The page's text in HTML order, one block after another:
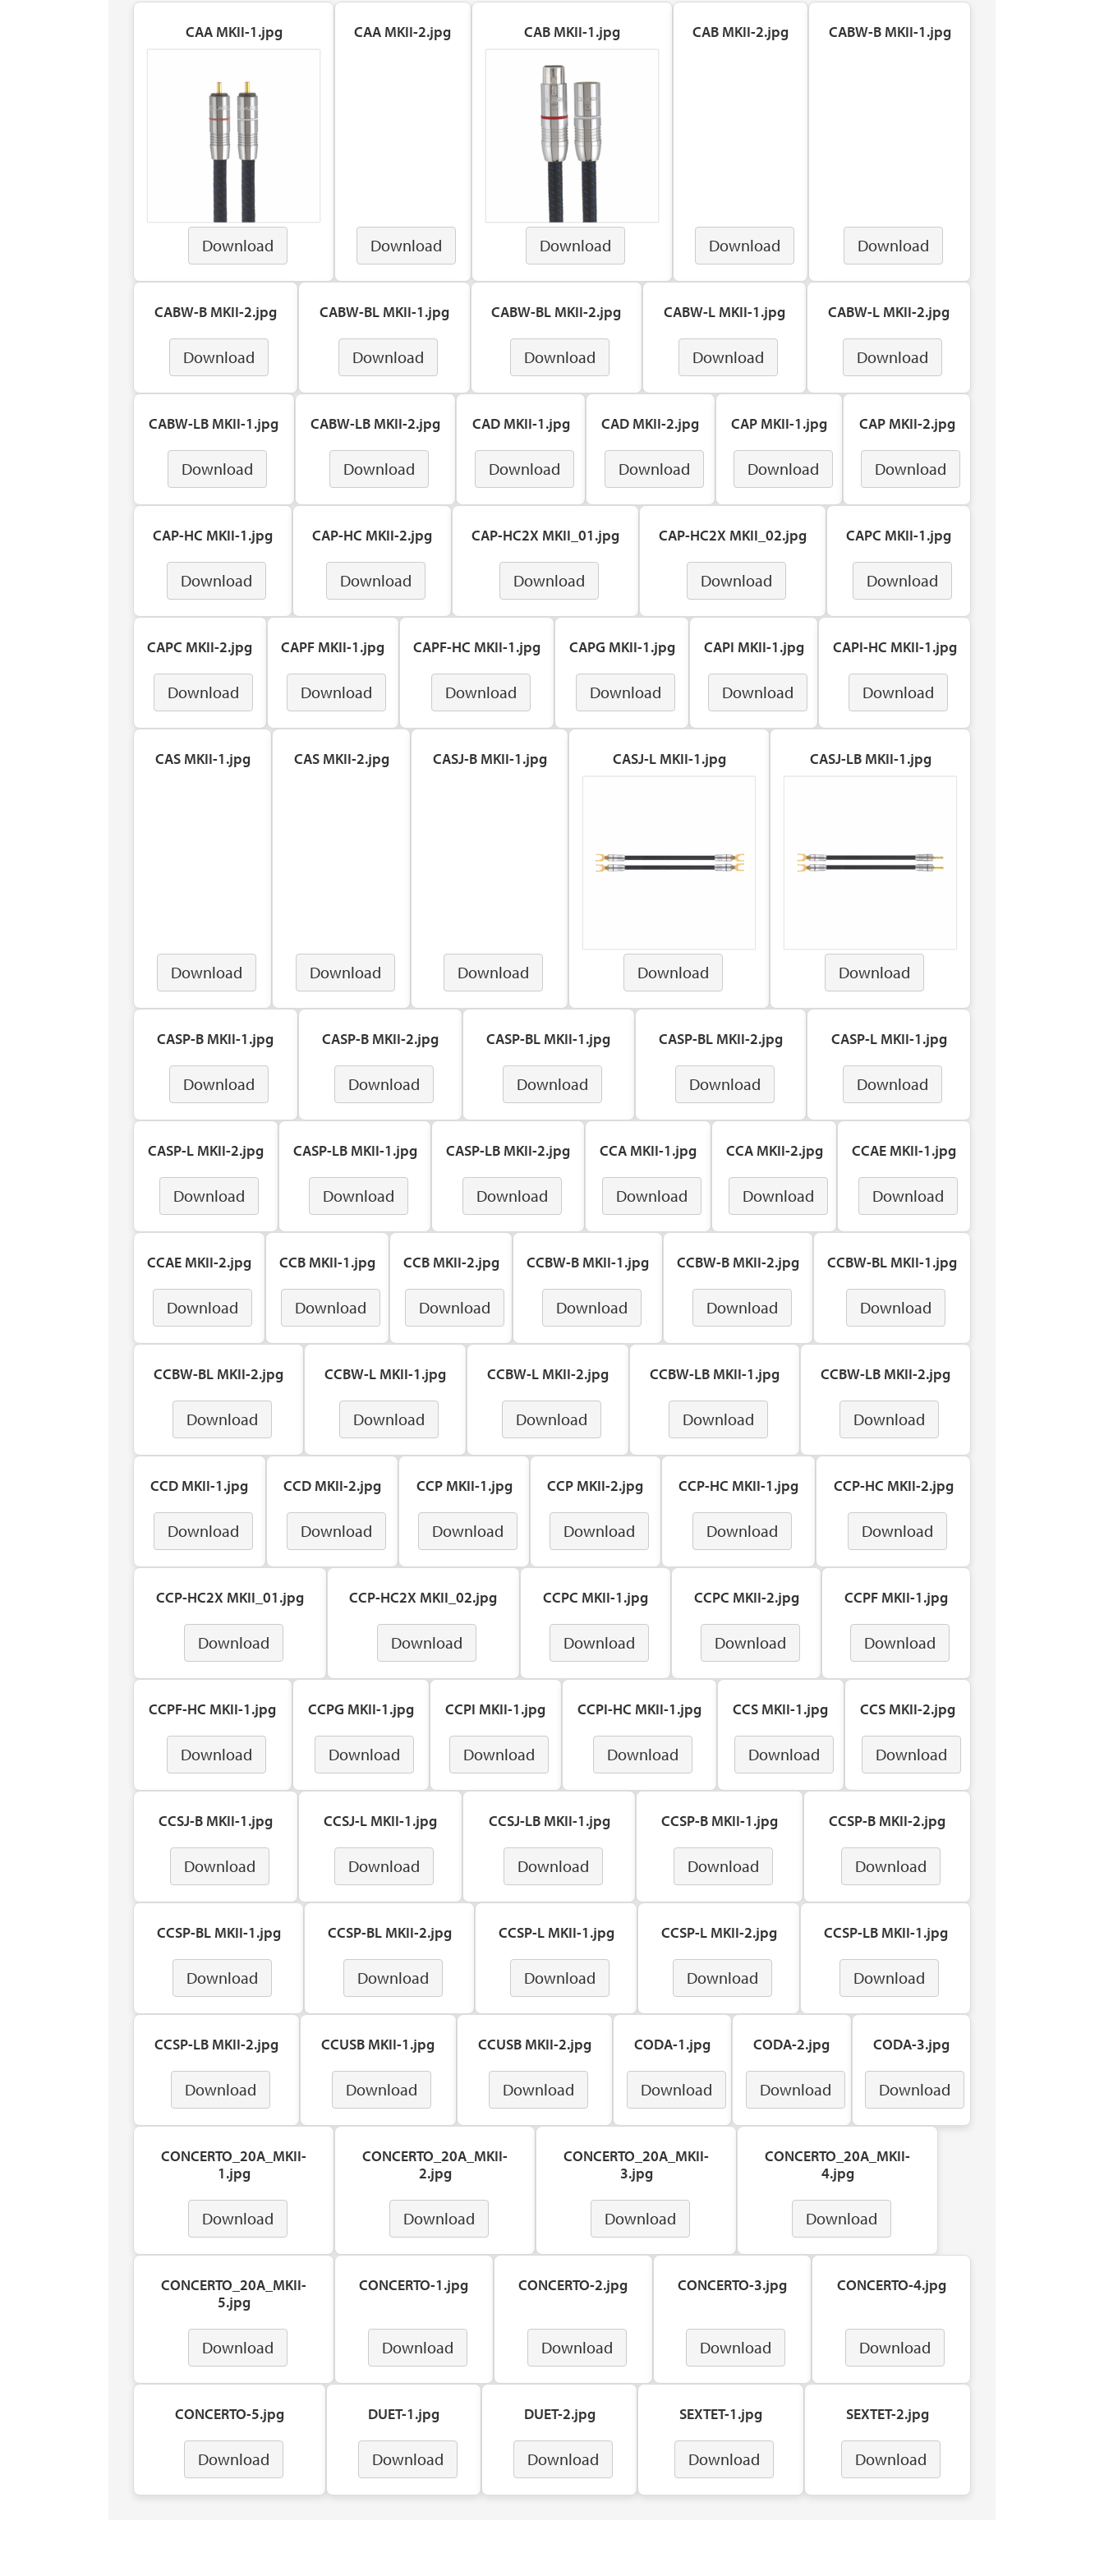
CAA MKII-1.jpg
Download
CAA MKII-2.jpg
Download
CAB MKII-1.jpg
Download
CAB MKII-2.jpg
Download
CABW-B MKII-1.jpg
Download
CABW-B MKII-2.jpg
Download
CABW-BL MKII-1.jpg
Download
CABW-BL MKII-2.jpg
Download
CABW-L MKII-1.jpg
Download
CABW-L MKII-2.jpg
Download
CABW-LB MKII-1.jpg
Download
CABW-LB MKII-2.jpg
Download
CAD MKII-1.jpg
Download
CAD MKII-2.jpg
Download
CAP MKII-1.jpg
Download
CAP MKII-2.jpg
Download
CAP-HC MKII-1.jpg
Download
CAP-HC MKII-2.jpg
Download
CAP-HC2X MKII_01.jpg
Download
CAP-HC2X MKII_02.jpg
Download
CAPC MKII-1.jpg
Download
CAPC MKII-2.jpg
Download
CAPF MKII-1.jpg
Download
CAPF-HC MKII-1.jpg
Download
CAPG MKII-1.jpg
Download
CAPI MKII-1.jpg
Download
CAPI-HC MKII-1.jpg
Download
CAS MKII-1.jpg
Download
CAS MKII-2.jpg
Download
CASJ-B MKII-1.jpg
Download
CASJ-L MKII-1.jpg
Download
CASJ-LB MKII-1.jpg
Download
CASP-B MKII-1.jpg
Download
CASP-B MKII-2.jpg
Download
CASP-BL MKII-1.jpg
Download
CASP-BL MKII-2.jpg
Download
CASP-L MKII-1.jpg
Download
CASP-L MKII-2.jpg
Download
CASP-LB MKII-1.jpg
Download
CASP-LB MKII-2.jpg
Download
CCA MKII-1.jpg
Download
CCA MKII-2.jpg
Download
CCAE MKII-1.jpg
Download
CCAE MKII-2.jpg
Download
CCB MKII-1.jpg
Download
CCB MKII-2.jpg
Download
CCBW-B MKII-1.jpg
Download
CCBW-B MKII-2.jpg
Download
CCBW-BL MKII-1.jpg
Download
CCBW-BL MKII-2.jpg
Download
CCBW-L MKII-1.jpg
Download
CCBW-L MKII-2.jpg
Download
CCBW-LB MKII-1.jpg
Download
CCBW-LB MKII-2.jpg
Download
CCD MKII-1.jpg
Download
CCD MKII-2.jpg
Download
CCP MKII-1.jpg
Download
CCP MKII-2.jpg
Download
CCP-HC MKII-1.jpg
Download
CCP-HC MKII-2.jpg
Download
CCP-HC2X MKII_01.jpg
Download
CCP-HC2X MKII_02.jpg
Download
CCPC MKII-1.jpg
Download
CCPC MKII-2.jpg
Download
CCPF MKII-1.jpg
Download
CCPF-HC MKII-1.jpg
Download
CCPG MKII-1.jpg
Download
CCPI MKII-1.jpg
Download
CCPI-HC MKII-1.jpg
Download
CCS MKII-1.jpg
Download
CCS MKII-2.jpg
Download
CCSJ-B MKII-1.jpg
Download
CCSJ-L MKII-1.jpg
Download
CCSJ-LB MKII-1.jpg
Download
CCSP-B MKII-1.jpg
Download
CCSP-B MKII-2.jpg
Download
CCSP-BL MKII-1.jpg
Download
CCSP-BL MKII-2.jpg
Download
CCSP-L MKII-1.jpg
Download
CCSP-L MKII-2.jpg
Download
CCSP-LB MKII-1.jpg
Download
CCSP-LB MKII-2.jpg
Download
CCUSB MKII-1.jpg
Download
CCUSB MKII-2.jpg
Download
CODA-1.jpg
Download
CODA-2.jpg
Download
CODA-3.jpg
Download
CONCERTO_20A_MKII-
1.jpg
Download
CONCERTO_20A_MKII-
2.jpg
Download
CONCERTO_20A_MKII-
3.jpg
Download
CONCERTO_20A_MKII-
4.jpg
Download
CONCERTO_20A_MKII-
5.jpg
Download
CONCERTO-1.jpg
Download
CONCERTO-2.jpg
Download
CONCERTO-3.jpg
Download
CONCERTO-4.jpg
Download
CONCERTO-5.jpg
Download
DUET-1.jpg
Download
DUET-2.jpg
Download
SEXTET-1.jpg
Download
SEXTET-2.jpg
Download